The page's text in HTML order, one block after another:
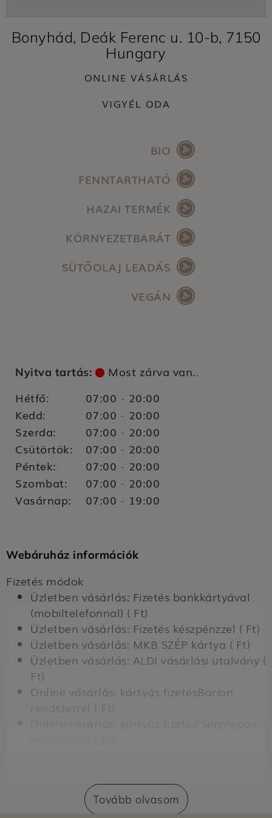
Bonyhád, Deák Ferenc u. 10-b, 7150
Hungary
ONLINE VÁSÁRLÁS
VIGYÉL ODA
BIO
FENNTARTHATÓ
HAZAI TERMÉK
KÖRNYEZETBARÁT
SÜTŐOLAJ LEADÁS
VEGÁN
Nyitva tartás: Most zárva van..
Hétfő: 07:00 - 20:00
Kedd:
07:00 - 20:00
Szerda:
07:00 - 20:00
Csütörtök:
07:00 - 20:00
Péntek:
07:00 - 20:00
Szombat:
07:00 - 20:00
Vasárnap:
07:00 - 19:00
Webáruház információk
Fizetés módok
Üzletben vásárlás: Fizetés bankkártyával
(mobiltelefonnal) ( Ft)
Üzletben vásárlás: Fizetés készpénzzel ( Ft)
Üzletben vásárlás: MKB SZÉP kártya ( Ft)
Üzletben vásárlás: ALDI vásárlási utalvány (
Ft)
Online vásárlás: kártyás fizetésBarion
rendszerrel ( Ft)
Online vásárlás: Átvételkor történő fizetés
bankkártyával ( Ft)Tovább olvasom